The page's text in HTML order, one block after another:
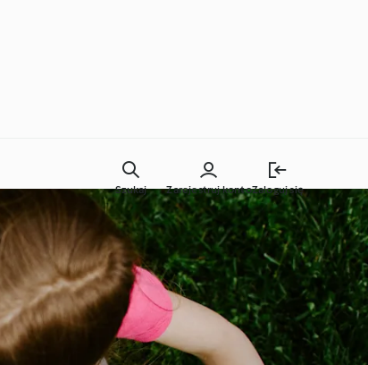
Zarejestruj kontoZaloguj się
Szukaj
Codzienne gotowanie